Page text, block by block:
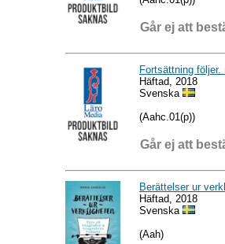
Går ej att
Fortsättning följer.
Häftad, 2018
Svenska
(Aahc.01(p))
Går ej att
Berättelser ur
Häftad, 2018
Svenska
(Aah)